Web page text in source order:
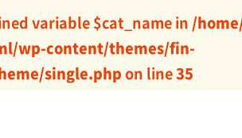
variable $cat_name in /
wp-content/themes/fin-
single.phpon line35